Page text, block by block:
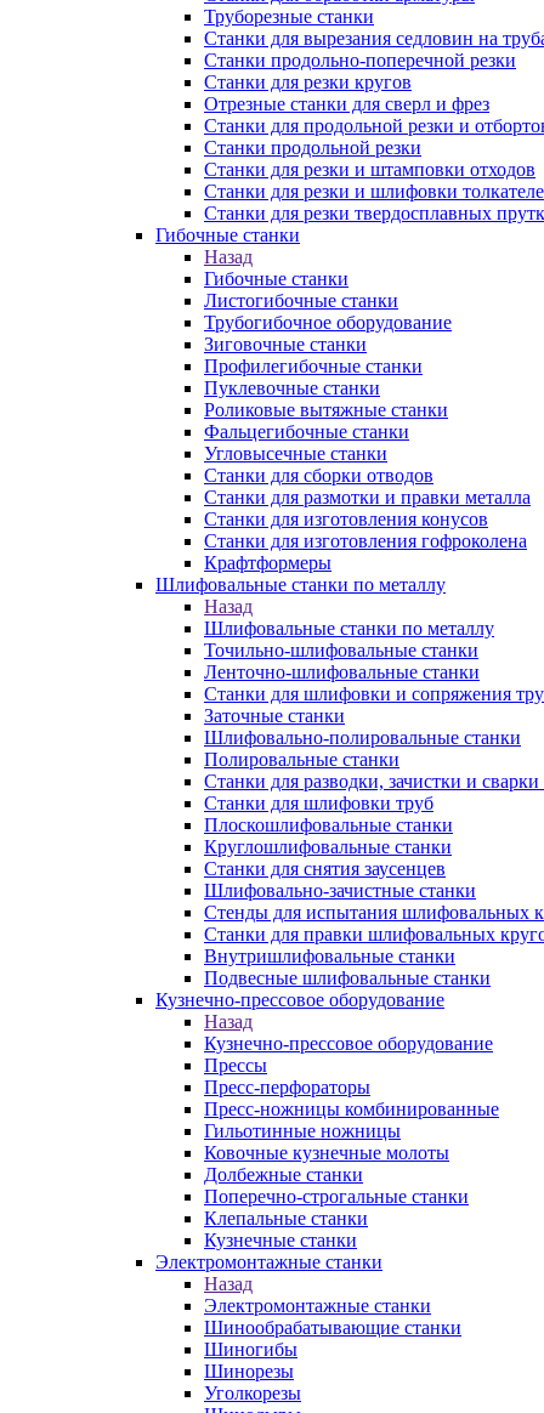
Труборезные станки
Станки для вырезания седловин на
Станки продольно-поперечной резки
Станки для резки кругов
Отрезные станки для сверл и фрез
Станки для продольной резки и
Станки продольной резки
Станки для резки и штамповки отходов
Станки для резки и шлифовки
Станки для резки твердосплавных
Гибочные станки
Назад
Гибочные станки
Листогибочные станки
Трубогибочное оборудование
Зиговочные станки
Профилегибочные станки
Пуклевочные станки
Роликовые вытяжные станки
Фальцегибочные станки
Угловысечные станки
Станки для сборки отводов
Станки для размотки и правки металла
Станки для изготовления конусов
Станки для изготовления гофроколена
Крафтформеры
Шлифовальные станки по металлу
Назад
Шлифовальные станки по металлу
Точильно-шлифовальные станки
Ленточно-шлифовальные станки
Станки для шлифовки и сопряжения
Заточные станки
Шлифовально-полировальные станки
Полировальные станки
Станки для разводки, зачистки и сварки
Станки для шлифовки труб
Плоскошлифовальные станки
Круглошлифовальные станки
Станки для снятия заусенцев
Шлифовально-зачистные станки
Стенды для испытания шлифовальных
Станки для правки шлифовальных
Внутришлифовальные станки
Подвесные шлифовальные станки
Кузнечно-прессовое оборудование
Назад
Кузнечно-прессовое оборудование
Прессы
Пресс-перфораторы
Пресс-ножницы комбинированные
Гильотинные ножницы
Ковочные кузнечные молоты
Долбежные станки
Поперечно-строгальные станки
Клепальные станки
Кузнечные станки
Электромонтажные станки
Назад
Электромонтажные станки
Шинообрабатывающие станки
Шиногибы
Шинорезы
Уголкорезы